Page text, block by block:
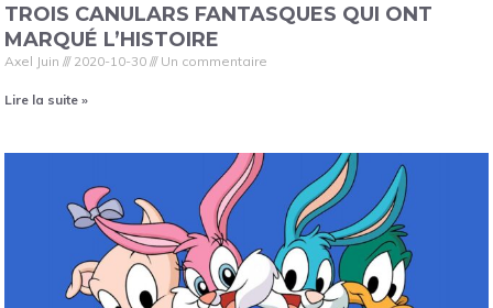
TROIS CANULARS FANTASQUES QUI ONT
MARQUÉ L’HISTOIRE
Axel Juin 2020-10-30 Un commentaire
Lire la suite »